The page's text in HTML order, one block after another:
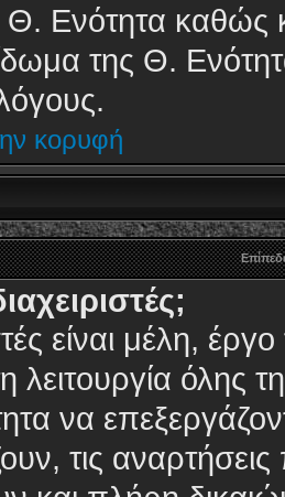
Θ. Ενότητα καθώς
της Θ.
κορυφή
είναι μέλη,
όλης
να
τις